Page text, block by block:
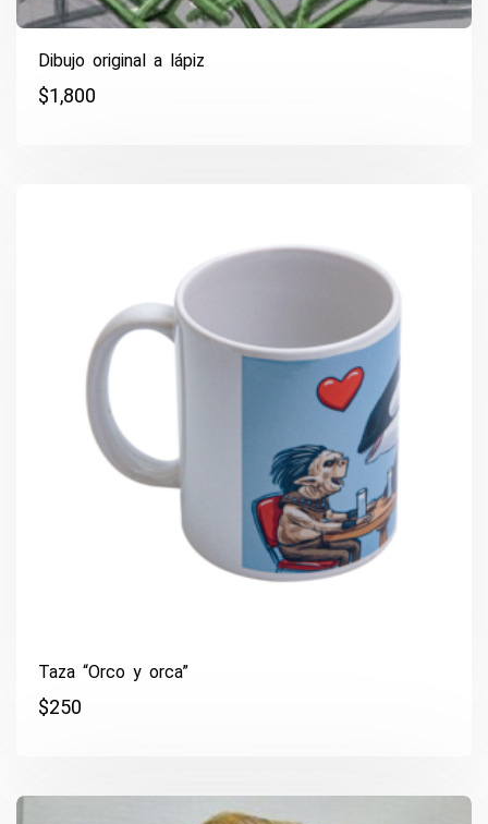
Dibujo original a lápiz
$1,800
Taza “Orco y orca”
$250